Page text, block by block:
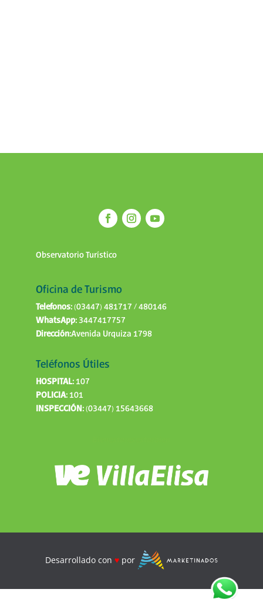
Observatorio Turístico
Oficina de Turismo
Telefonos:(03447) 481717 / 480146
WhatsApp:3447417757
Dirección:Avenida Urquiza 1798
Teléfonos Útiles
HOSPITAL:107
POLICIA:101
INSPECCIÓN:(03447) 15643668
Desarrollado con ♥ por